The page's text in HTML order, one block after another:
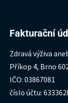
Fakturační
Zdravá výživa
Příkop 4, Brno
IČO: 03867081
číslo účtu: